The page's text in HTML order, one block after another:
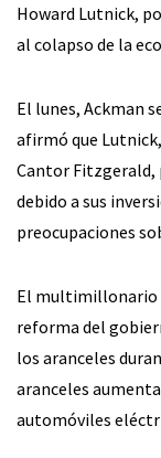
Howard Lutnick,
al colapso de la
El lunes, Ackman
afirmó que
Cantor Fitzgerald,
debido a sus
preocupaciones
El multimillonario
reforma del
los aranceles
aranceles
automóviles